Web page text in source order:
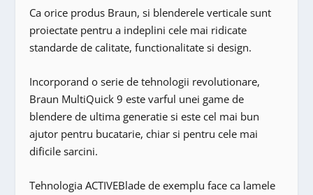
Ca orice produs Braun, si blenderele verticale sunt
proiectate pentru a indeplini cele mai ridicate
standarde de calitate, functionalitate si design.
Incorporand o serie de tehnologii revolutionare,
Braun MultiQuick 9 este varful unei game de
blendere de ultima generatie si este cel mai bun
ajutor pentru bucatarie, chiar si pentru cele mai
dificile sarcini.
Tehnologia ACTIVEBlade de exemplu face ca lamele